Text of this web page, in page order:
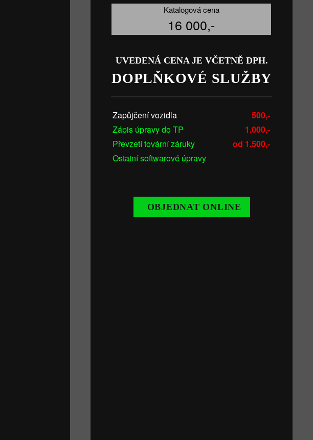
Katalogová cena
16 000,-
UVEDENÁ CENA JE VČETNĚ DPH.
DOPLŇKOVÉ SLUŽBY
Zapůjčení vozidla
500,-
Zápis úpravy do TP
1.000,-
Převzetí tovární záruky
od 1.500,-
Ostatní softwarové úpravy
OBJEDNAT ONLINE